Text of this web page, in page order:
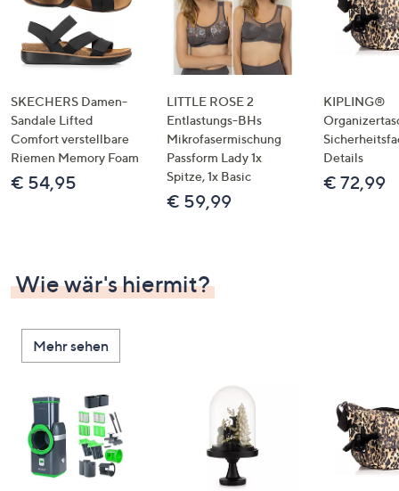
SKECHERS Damen-
Sandale Lifted
Comfort verstellbare
Riemen Memory Foam
€ 54,95
LITTLE ROSE 2
Entlastungs-BHs
Mikrofasermischung
Passform Lady 1x
Spitze, 1x Basic
€ 59,99
KIPLING®
Details
€ 72,99
Wie wär's hiermit?
Mehr sehen